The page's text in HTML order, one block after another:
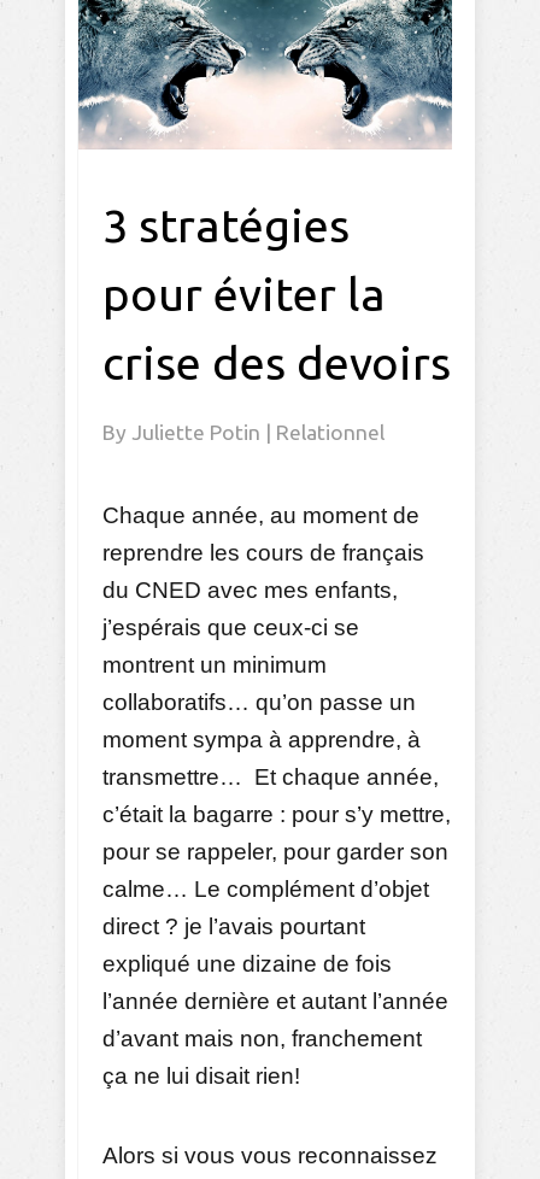
3 stratégies
pour éviter la
crise des devoirs
By Juliette Potin Relationnel
Chaque année, au moment de
reprendre les cours de français
du CNED avec mes enfants,
j’espérais que ceux-ci se
montrent un minimum
collaboratifs… qu’on passe un
moment sympa à apprendre, à
transmettre… Et chaque année,
c’était la bagarre : pour s’y mettre,
pour se rappeler, pour garder son
calme… Le complément d’objet
direct ? je l’avais pourtant
expliqué une dizaine de fois
l’année dernière et autant l’année
d’avant mais non, franchement
ça ne lui disait rien!
Alors si vous vous reconnaissez